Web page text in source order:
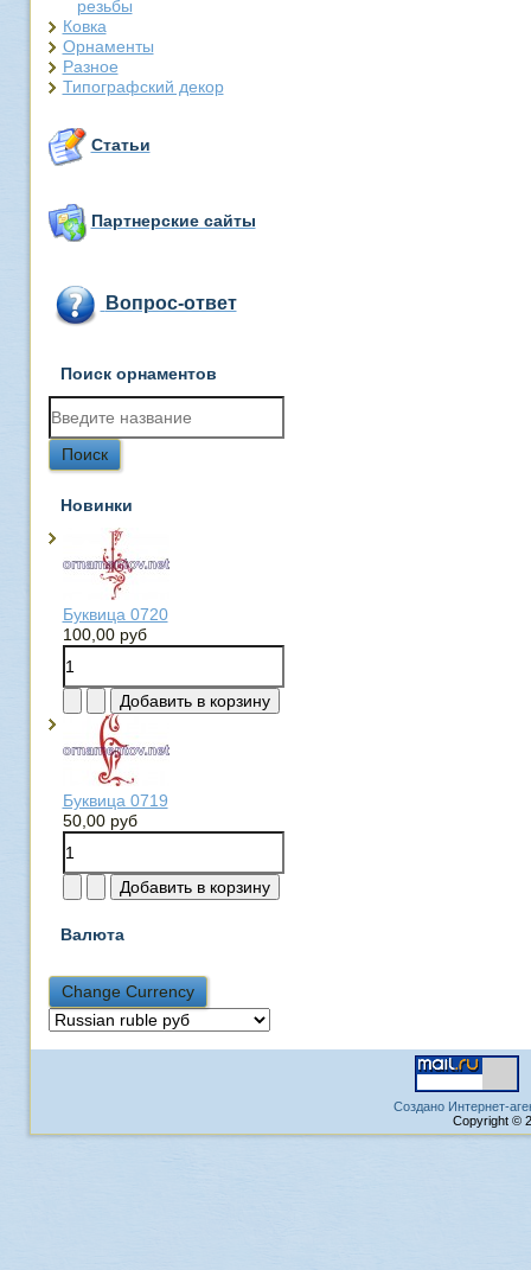
резьбы
Ковка
Орнаменты
Разное
Типографский декор
Статьи
Партнерские сайты
Вопрос-ответ
Поиск орнаментов
Новинки
Буквица 0720
100,00 руб
Буквица 0719
50,00 руб
Валюта
Создано Интернет-
Copyright ©